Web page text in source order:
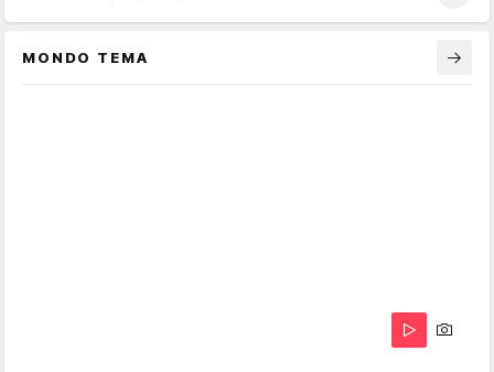
MONDO TEMA